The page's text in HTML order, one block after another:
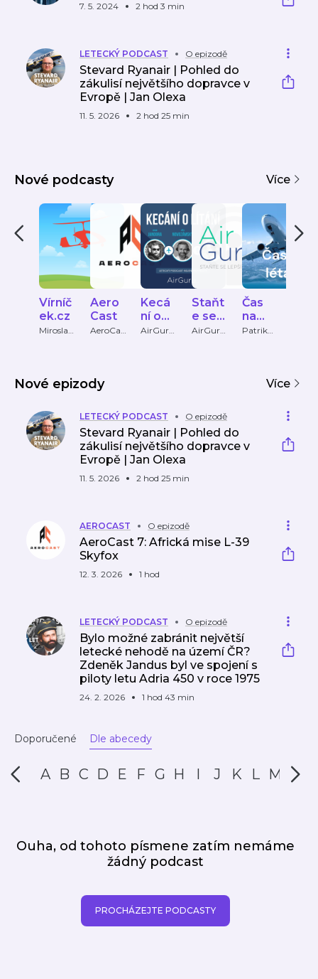
7. 5. 2024 2 hod 3 min
LETECKÝ PODCAST O epizodě
Stevard Ryanair | Pohled do
zákulisí největšího dopravce v
Evropě | Jan Olexa
11. 5. 2026 2 hod 25 min
Nové podcasty Více
Vírníč
ek.cz
Miroslav
Aero
Cast
AeroCas
Kecá
ní o
lítání
AirGuru.
Staňt
e se
lepší
AirGuru.
Čas
na
létání
Patrik
Nové epizody Více
LETECKÝ PODCAST O epizodě
Stevard Ryanair | Pohled do
zákulisí největšího dopravce v
Evropě | Jan Olexa
11. 5. 2026 2 hod 25 min
AEROCAST O epizodě
AeroCast 7: Africká mise L-39
Skyfox
12. 3. 2026 1 hod
LETECKÝ PODCAST O epizodě
Bylo možné zabránit největší
letecké nehodě na území ČR?
Zdeněk Jandus byl ve spojení s
piloty letu Adria 450 v roce 1975
24. 2. 2026 1 hod 43 min
Doporučené Dle abecedy
A B C D E F G H I J K L M N
Ouha, od tohoto písmene zatím nemáme
žádný podcast
PROCHÁZEJTE PODCASTY